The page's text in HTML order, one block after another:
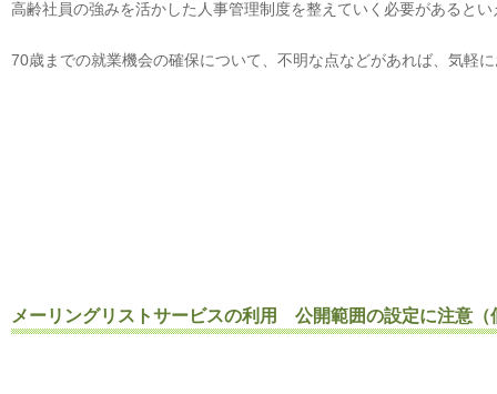
高齢社員の強みを活かした人事管理制度を整えていく必要があると
70歳までの就業機会の確保について、不明な点などがあれば、気軽
メーリングリストサービスの利用 公開範囲の設定に注意（